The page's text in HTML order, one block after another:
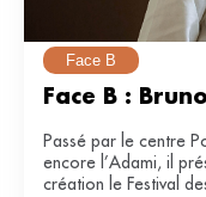
Face B
Face B :
Passé par le centre
encore l’Adami, il
création le Festival